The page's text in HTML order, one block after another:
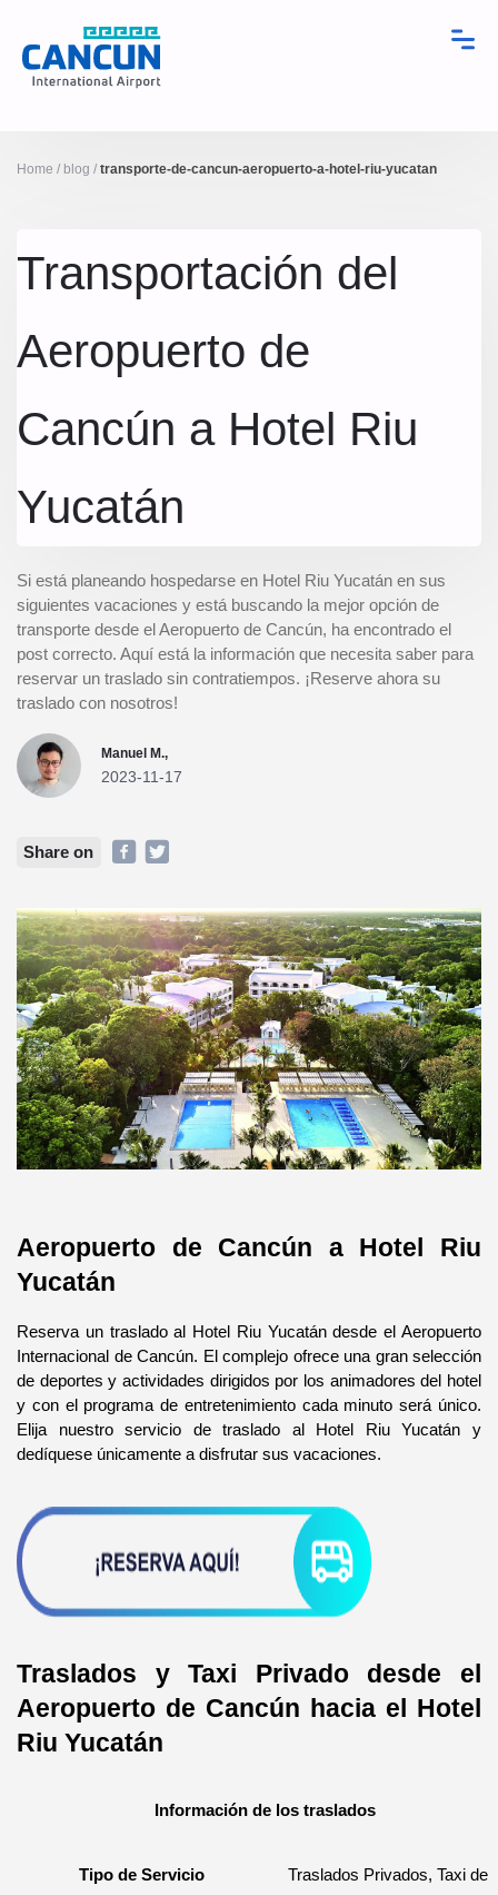
Home / blog / transporte-de-cancun-aeropuerto-a-hotel-riu-yucatan
Transportación del
Aeropuerto de
Cancún a Hotel Riu
Yucatán
Si está planeando hospedarse en Hotel Riu Yucatán en sus
siguientes vacaciones y está buscando la mejor opción de
transporte desde el Aeropuerto de Cancún, ha encontrado el
post correcto. Aquí está la información que necesita saber para
reservar un traslado sin contratiempos. ¡Reserve ahora su
traslado con nosotros!
Manuel M.,
2023-11-17
Share on
Aeropuerto de Cancún a Hotel Riu
Yucatán
Reserva un traslado al Hotel Riu Yucatán desde el Aeropuerto
Internacional de Cancún. El complejo ofrece una gran selección
de deportes y actividades dirigidos por los animadores del hotel
y con el programa de entretenimiento cada minuto será único.
Elija nuestro servicio de traslado al Hotel Riu Yucatán y
dedíquese únicamente a disfrutar sus vacaciones.
Traslados y Taxi Privado desde el
Aeropuerto de Cancún hacia el Hotel
Riu Yucatán
Información de los traslados
Tipo de Servicio
Traslados Privados, Taxi de